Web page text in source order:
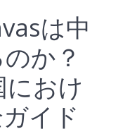
は中
か？
おけ
イド